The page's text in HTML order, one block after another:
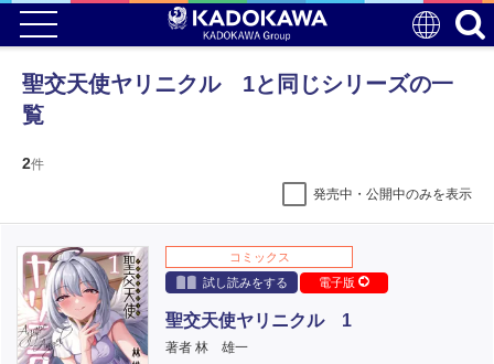
聖交天使ヤリニクル 1と同じシリーズの一
覧
2件
発売中・公開中のみを表示
コミックス
試し読みをする
電子版
聖交天使ヤリニクル 1
著者 林 雄一